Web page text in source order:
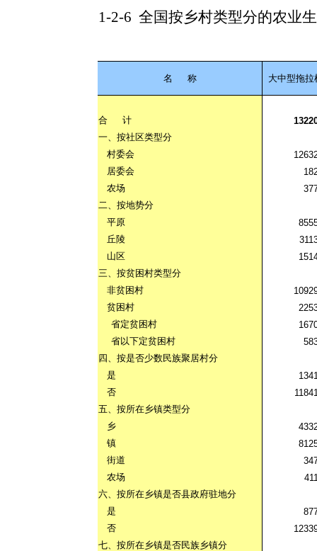
1-2-6 全国按乡村类型分的农业
名 称 大中型拖拉
合 计
一、按社区类型分
村委会
居委会
农场
二、按地势分
平原
丘陵
山区
三、按贫困村类型分
非贫困村
贫困村
省定贫困村
省以下定贫困村
四、按是否少数民族聚居村分
是
否
五、按所在乡镇类型分
乡
镇
街道
农场
六、按所在乡镇是否县政府驻地分
是
否
七、按所在乡镇是否民族乡镇分